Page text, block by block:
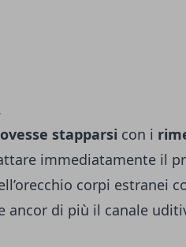
stapparsi con i
immediatamente il
corpi estranei
ancor di più il canale